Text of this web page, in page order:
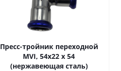
Пресс-тройник переходной
MVI, 54x22 x 54
(нержавеющая сталь)